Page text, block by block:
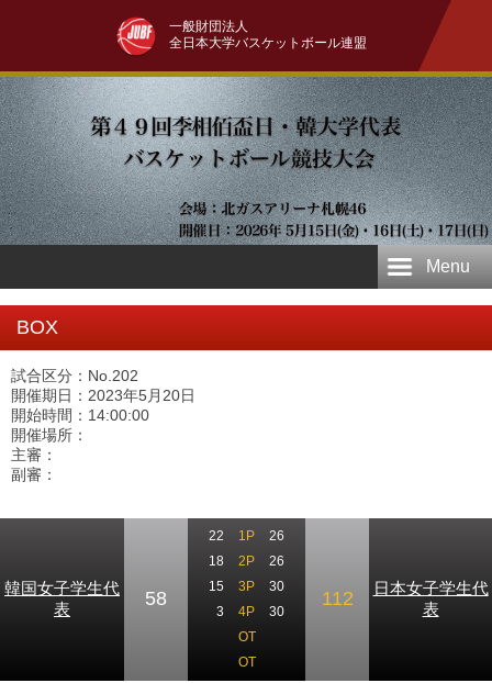
一般財団法人
全日本大学バスケットボール連盟
Menu
BOX
試合区分：No.202
開催期日：2023年5月20日
開始時間：14:00:00
開催場所：
主審：
副審：
韓国女子学生代
表
58
22 1P
26
18
2P
26
15
3P
30
3
4P
30
OT
OT
112
日本女子学生代
表